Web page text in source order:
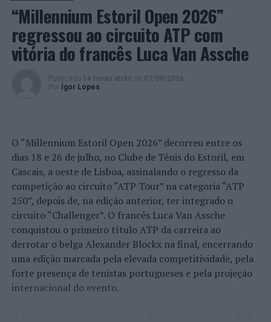
pela sua localização próxima aos mais diversos pontos
turísticos da cidade. Os 113 quartos, sendo que 23 deles
foram agora renovados para uma atmosfera de luxo
mais moderna, combinam o conforto e o requinte para
uma estadia de sonho.
Considerados os “óscares do turismo”, os
está, também, na corrida para Melhor Marca de Hotéis
de Negócios e Melhor Marca de Hotéis da Europa e a
cidade do Porto, está novamente nomeada para Melhor
Destino de Cidade da Europa.
Outro
dos
quartos
do
Hotel
“Millennium Estoril Open 2026”
regressou ao circuito ATP com
vitória do francês Luca Van Assche
Publicado 14 horas atrás on 07/08/2026
Por
Ígor Lopes
O “Millennium Estoril Open 2026” decorreu entre os
dias 18 e 26 de julho, no Clube de Ténis do Estoril, em
Cascais, a oeste de Lisboa, assinalando o regresso da
competição ao circuito “ATP Tour” na categoria “ATP
250”, depois de, na edição anterior, ter integrado o
circuito “Challenger”. O francês Luca Van Assche
conquistou o primeiro título ATP da carreira ao
derrotar o belga Alexander Blockx na final, encerrando
uma edição marcada pela elevada competitividade, pela
forte presença de tenistas portugueses e pela projeção
internacional do evento.